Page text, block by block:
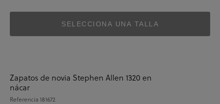
SELECCIONA UNA TALLA
Zapatos de novia Stephen Allen 1320 en
nácar
Referencia 181672